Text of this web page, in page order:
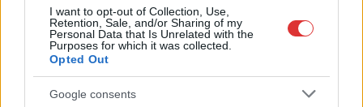
I want to opt-out of Collection, Use,
Retention, Sale, and/or Sharing of my
Personal Data that Is Unrelated with the
Purposes for which it was collected.
Opted Out
Google consents
kisújszállási lakos ellen emeltek vádat
Hatalmas lángok csaptak fel Szolnokon
Vízitraffipax a Tisza-tavon: mostantól senki sem úszhatja meg
a száguldozást